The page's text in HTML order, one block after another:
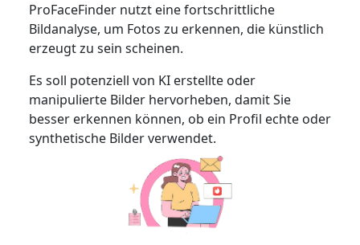
ProFaceFinder nutzt eine fortschrittliche
Bildanalyse, um Fotos zu erkennen, die künstlich
erzeugt zu sein scheinen.
Es soll potenziell von KI erstellte oder
manipulierte Bilder hervorheben, damit Sie
besser erkennen können, ob ein Profil echte oder
synthetische Bilder verwendet.